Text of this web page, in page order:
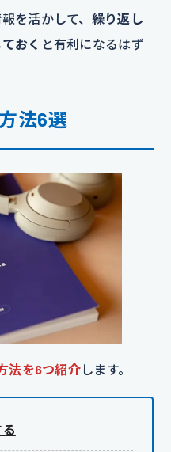
を活かして、 繰り返し
おく と有利になるはず
法6選
法を6つ紹介 します。